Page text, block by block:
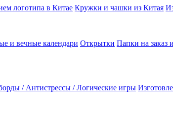
логотипа в Китае Кружки и чашки из Китая
и вечные календари Открытки Папки на заказ
/ Антистрессы / Логические игры